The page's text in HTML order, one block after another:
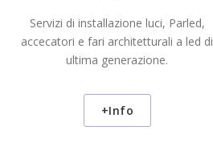
Servizi di installazione luci, Parled,
accecatori e fari architetturali a led di
ultima generazione.
+Info